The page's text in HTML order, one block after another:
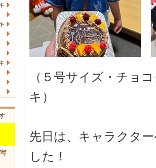
（５号サイズ・チョ
キ）
先日は、キャラクタ
した！